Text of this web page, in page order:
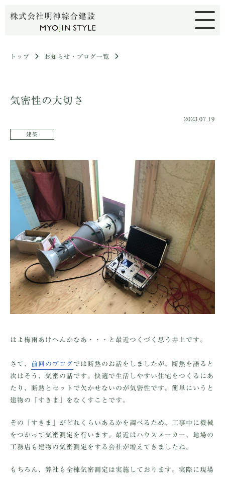
株式会社明神綜合建設
トップ お知らせ・ブログ一覧
気密性の大切さ
2023.07.19
建築
はよ梅雨あけへんかなあ・・・と最近つくづく思う井上です。
さて、 前回のブログ では断熱のお話をしましたが、断熱を語ると
次はそう、気密の話です。快適で生活しやすい住宅をつくるにあ
たり、断熱とセットで欠かせないのが気密性です。簡単にいうと
建物の「すきま」をなくすことです。
その「すきま」がどれくらいあるかを調べるため、工事中に機械
をつかって気密測定を行います。最近はハウスメーカー、地場の
工務店も建物の気密測定をする会社が増えてきましたね。
もちろん、弊社も全棟気密測定は実施しております。実際に現場